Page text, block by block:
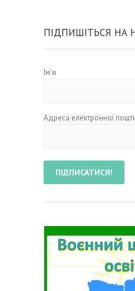
ПІДПИШІТЬСЯ НА
Ім'я
Адреса електронної